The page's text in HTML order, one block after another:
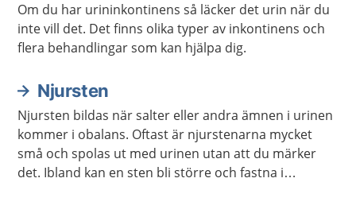
Om du har urininkontinens så läcker det urin när du
inte vill det. Det finns olika typer av inkontinens och
flera behandlingar som kan hjälpa dig.
Njursten
Njursten bildas när salter eller andra ämnen i urinen
kommer i obalans. Oftast är njurstenarna mycket
små och spolas ut med urinen utan att du märker
det. Ibland kan en sten bli större och fastna i